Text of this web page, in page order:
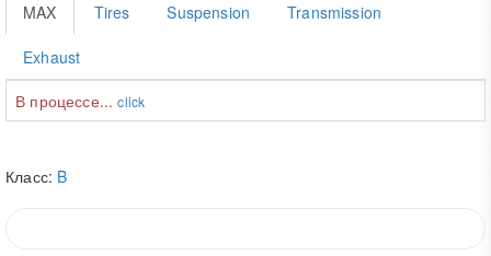
MAX Tires Suspension Transmission
Exhaust
В процессе...click
Класс: B